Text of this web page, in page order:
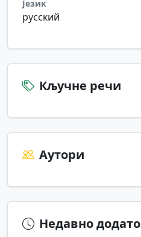
Језик
русский
Кључне речи
Аутори
Недавно додато